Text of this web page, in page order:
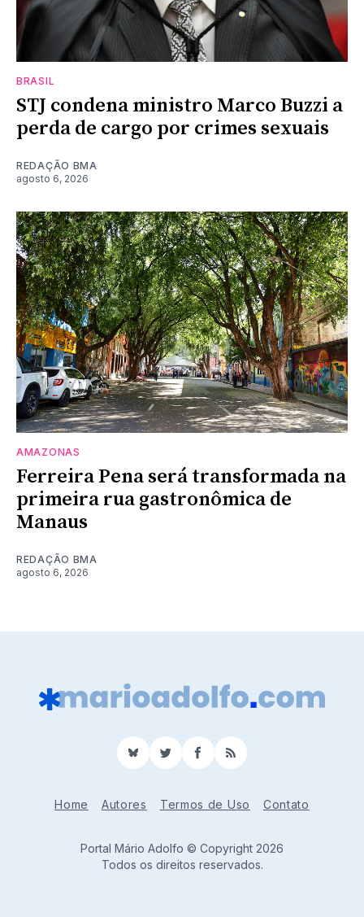
BRASIL
STJ condena ministro Marco Buzzi a
perda de cargo por crimes sexuais
REDAÇÃO BMA
agosto 6, 2026
AMAZONAS
Ferreira Pena será transformada na
primeira rua gastronômica de
Manaus
REDAÇÃO BMA
agosto 6, 2026
BlueSkyTwitterFacebook
RSS
Home Autores Termos de Uso Contato
Portal Mário Adolfo © Copyright 2026
Todos os direitos reservados.